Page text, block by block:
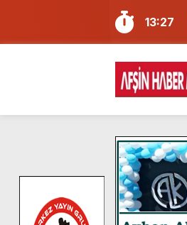
13:27
11:22
8:06
14:05
7:39
7:27
13:57
10:34
16:48